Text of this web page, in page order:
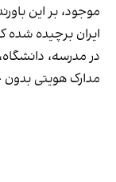
موجود، بر این
ایران برچیده شده
در مدرسه،
مدارک هویتی